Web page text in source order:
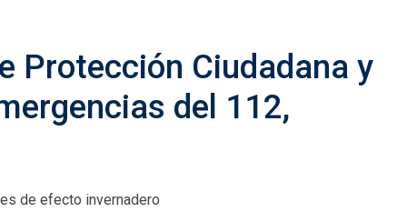
Protección Ciudadana y
del 112,
de efecto invernadero